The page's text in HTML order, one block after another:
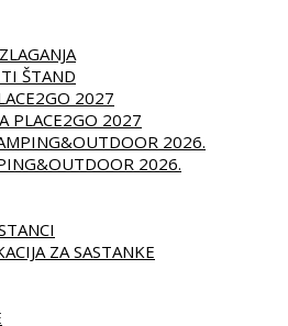
ŠTAND
2027
PLACE2GO 2027
2026.
2026.
ZA SASTANKE